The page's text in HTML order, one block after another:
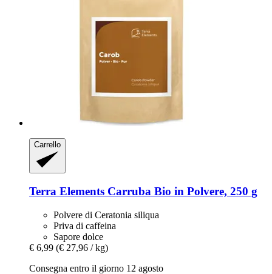
Carrello
Terra Elements Carruba Bio in Polvere, 250 g
Polvere di Ceratonia siliqua
Priva di caffeina
Sapore dolce
€ 6,99 (€ 27,96 / kg)
Consegna entro il giorno 12 agosto